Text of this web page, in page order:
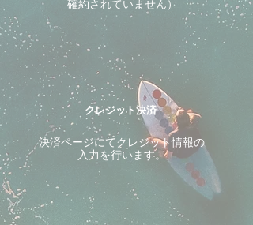
確約されていません）
クレジット決済
決済ページにてクレジット情報の
入力を行います。